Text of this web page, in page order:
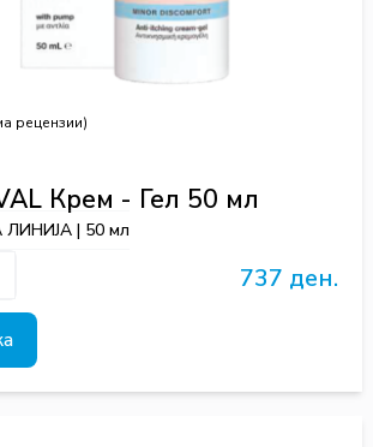
рецензии)
Крем - Гел 50 мл
| 50 мл
737 ден.